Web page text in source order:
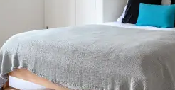
Sublimez votre